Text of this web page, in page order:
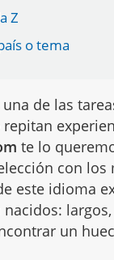
Z
o tema
de las
te lo
con los
este idioma
un